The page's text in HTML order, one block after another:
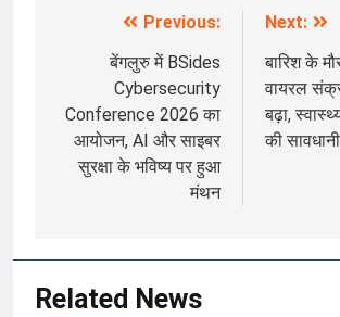
navigation
Previous:
बेंगलुरु में BSides
Cybersecurity
Conference 2026 का
आयोजन, AI और साइबर
सुरक्षा के भविष्य पर हुआ
मंथन
Next:
बारिश के
वायरल
बढ़ा,
की
Related News